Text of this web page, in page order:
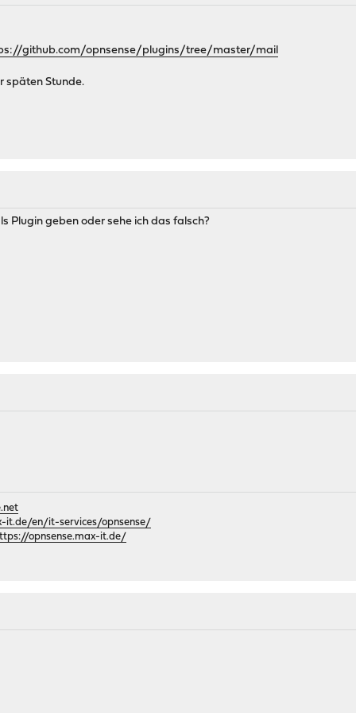
github.com/opnsense/plugins/tree/master/mail
späten Stunde.
Plugin geben oder sehe ich das falsch?
it.de/en/it-services/opnsense/
opnsense.max-it.de/